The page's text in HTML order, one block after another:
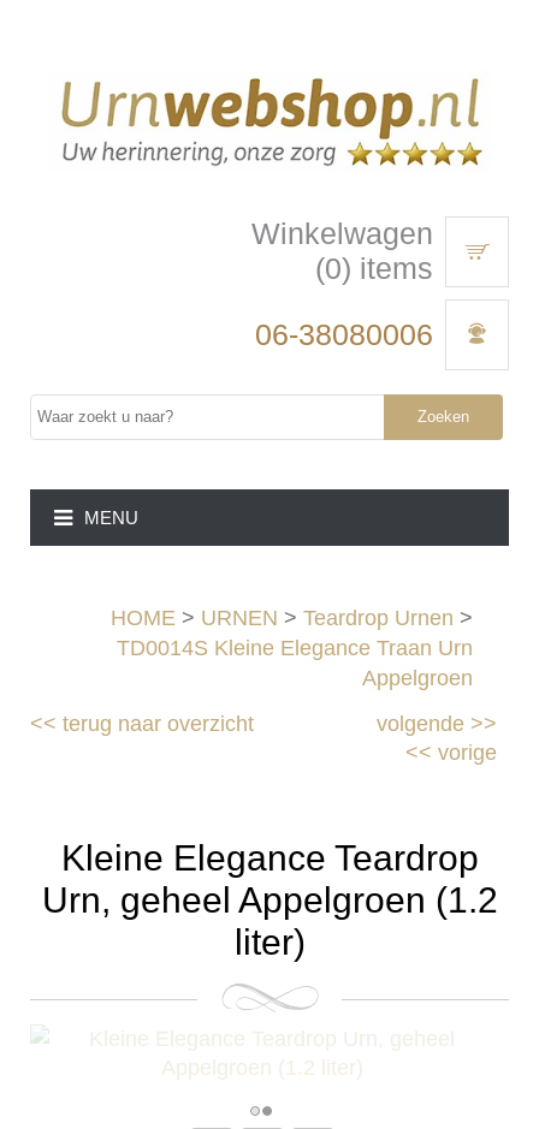
Winkelwagen
(0) items
06-38080006
Zoeken
MENU
HOME > URNEN > Teardrop Urnen >
TD0014S Kleine Elegance Traan Urn
Appelgroen
<<terug naar overzicht volgende>>
<< vorige
Kleine Elegance Teardrop
Urn, geheel Appelgroen (1.2
liter)